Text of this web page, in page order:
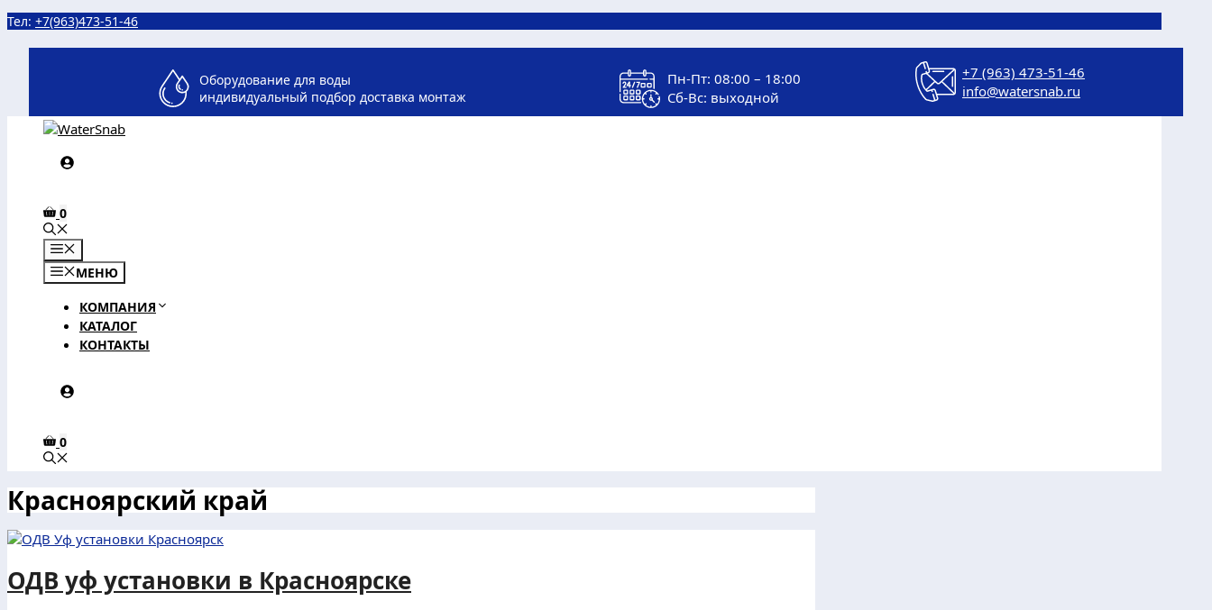
Перейти
Тел: +7(963)473-51-46
Оборудование для воды
индивидуальный подбор доставка монтаж
Пн-Пт: 08:00 – 18:00
Сб-Вс: выходной
+7 (963) 473-51-46
info@watersnab.ru
0
МЕНЮ
КОМПАНИЯ
КАТАЛОГ
КОНТАКТЫ
0
Красноярский край
ОДВ уф установки в Красноярске